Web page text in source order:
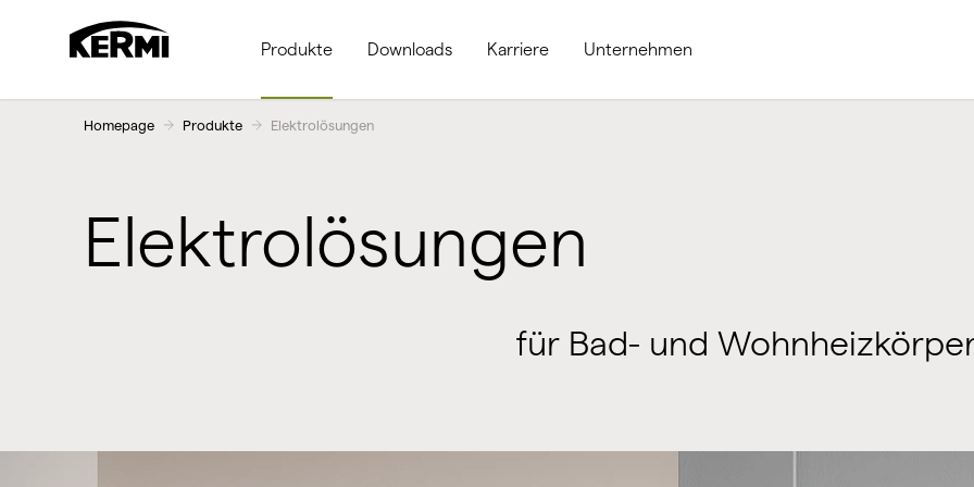
Produkte Downloads Karriere Unternehmen
Homepage Produkte Elektrolösungen
Elektrolösungen
für Bad- und